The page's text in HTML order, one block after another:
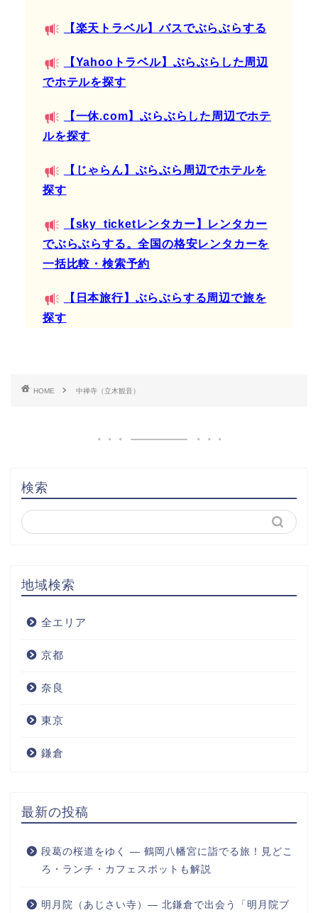
【楽天トラベル】バスでぶらぶらする
【Yahooトラベル】ぶらぶらした周辺
でホテルを探す
【一休.com】ぶらぶらした周辺でホテ
ルを探す
【じゃらん】ぶらぶら周辺でホテルを
探す
【sky_ticketレンタカー】レンタカー
でぶらぶらする。全国の格安レンタカーを
一括比較・検索予約
【日本旅行】ぶらぶらする周辺で旅を
探す
HOME 中禅寺（立木観音）
検索
地域検索
全エリア
京都
奈良
東京
鎌倉
最新の投稿
段葛の桜道をゆく ― 鶴岡八幡宮に詣でる旅！見どこ
ろ・ランチ・カフェスポットも解説
明月院（あじさい寺）― 北鎌倉で出会う「明月院ブ